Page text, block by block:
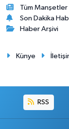
Tüm Manşetler
Son Dakika
Haber Arşivi
Künye
RSS